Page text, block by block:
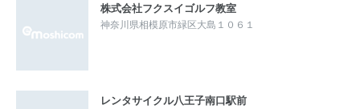
株式会社フクスイゴルフ教室
神奈川県相模原市緑区大島１０６１
レンタサイクル八王子南口駅前